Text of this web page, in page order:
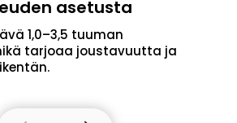
asetusta
1,0–3,5 tuuman
tarjoaa joustavuutta ja